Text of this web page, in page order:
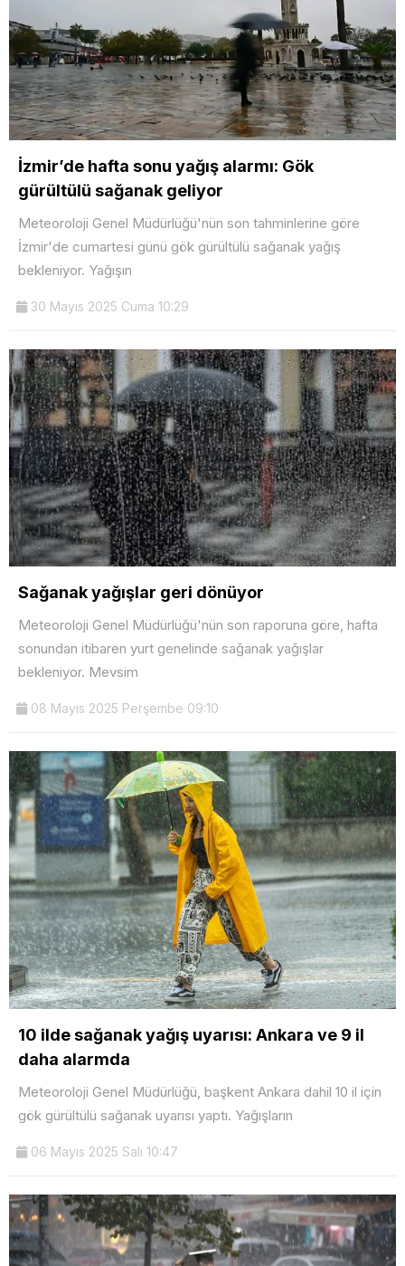
İzmir’de hafta sonu yağış alarmı: Gök
gürültülü sağanak geliyor
Meteoroloji Genel Müdürlüğü'nün son tahminlerine göre
İzmir'de cumartesi günü gök gürültülü sağanak yağış
bekleniyor. Yağışın
30 Mayıs 2025 Cuma 10:29
Sağanak yağışlar geri dönüyor
Meteoroloji Genel Müdürlüğü'nün son raporuna göre, hafta
sonundan itibaren yurt genelinde sağanak yağışlar
bekleniyor. Mevsim
08 Mayıs 2025 Perşembe 09:10
10 ilde sağanak yağış uyarısı: Ankara ve 9 il
daha alarmda
Meteoroloji Genel Müdürlüğü, başkent Ankara dahil 10 il için
gök gürültülü sağanak uyarısı yaptı. Yağışların
06 Mayıs 2025 Salı 10:47